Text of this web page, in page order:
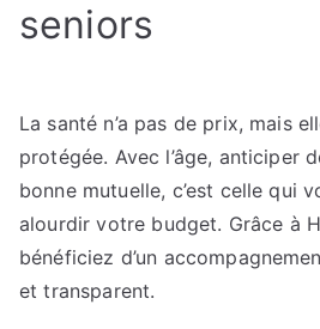
seniors
La santé n’a pas de prix, mais
protégée. Avec l’âge, anticiper
bonne mutuelle, c’est celle qui
alourdir votre budget. Grâce à
bénéficiez d’un
et transparent.